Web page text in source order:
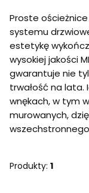
Proste
systemu
estetykę
wysokiej jakości
gwarantuje nie
trwałość na lata.
wnękach, w tym
murowanych,
Produkty: 1